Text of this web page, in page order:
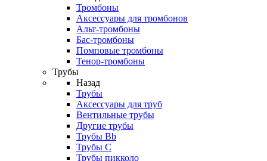
Тромбоны
Аксессуары для тромбонов
Альт-тромбоны
Бас-тромбоны
Помповые тромбоны
Тенор-тромбоны
Трубы
Назад
Трубы
Аксессуары для труб
Вентильные трубы
Другие трубы
Трубы Bb
Трубы C
Трубы пикколо